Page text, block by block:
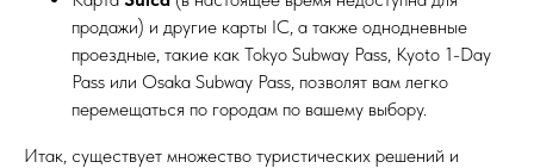
продажи) и другие карты IC, а также однодневные
проездные, такие как Tokyo Subway Pass, Kyoto 1-Day
Pass или Osaka Subway Pass, позволят вам легко
перемещаться по городам по вашему выбору.
Итак, существует множество туристических решений и